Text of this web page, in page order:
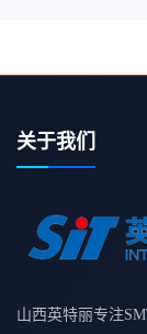
关于我们
山西英特丽专注